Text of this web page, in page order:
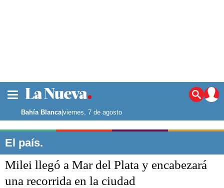
Noticias
La ciudad
Punta Alta
El mundo
Seguridad
Bahía Blanca|viernes, 7 de agosto
El país.
Milei llegó a Mar del Plata y encabezará
una recorrida en la ciudad